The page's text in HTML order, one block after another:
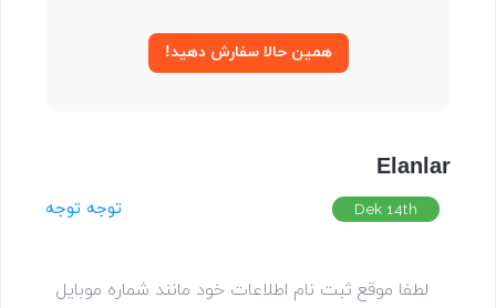
همین حالا سفارش دهید!
Elanlar
Dek 14th توجه توجه
لطفا موقع ثبت نام اطلاعات خود مانند شماره موبایل